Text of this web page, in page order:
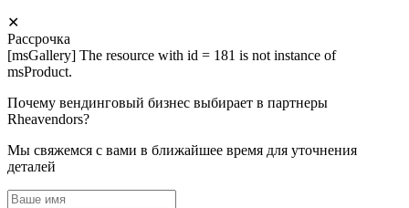
✕
Рассрочка
[msGallery] The resource with id = 181 is not instance of
msProduct.
Почему вендинговый бизнес выбирает в партнеры
Rheavendors?
Мы свяжемся с вами в ближайшее время для уточнения
деталей